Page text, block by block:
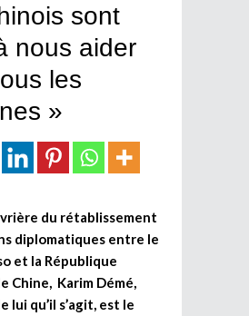
sont
nous aider
les
»
du rétablissement
diplomatiques entre le
et la République
Chine, Karim Démé,
lui qu’il s’agit, est le